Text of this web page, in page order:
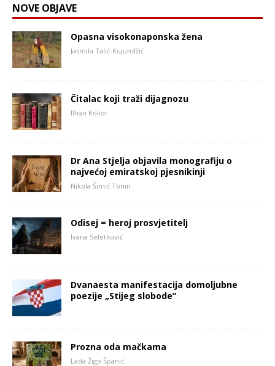
NOVE OBJAVE
Opasna visokonaponska žena
Jasmila Talić-Kujundžić
Čitalac koji traži dijagnozu
Ilhan Kokor
Dr Ana Stjelja objavila monografiju o
najvećoj emiratskoj pjesnikinji
Nikola Šimić Tonin
Odisej = heroj prosvjetitelj
Ivana Seletković
Dvanaesta manifestacija domoljubne
poezije „Stijeg slobode”
Prozna oda mačkama
Lada Žigo Španić